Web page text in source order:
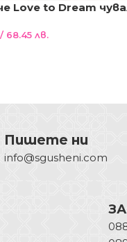
Love to Dream
/ 68.45 лв.
Пишете ни
info@sgusheni.com